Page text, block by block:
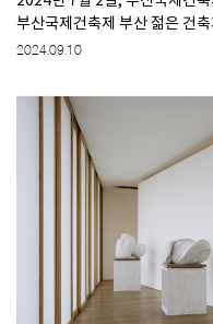
부산국제건축제 부산 젊은 건
2024.09.10